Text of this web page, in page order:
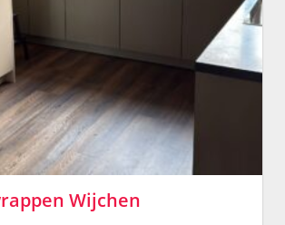
Wijchen